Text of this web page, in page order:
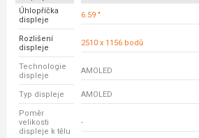
Úhlopříčka
displeje
6.59 "
Rozlišení
displeje
2510 x 1156 bodů
Technologie
displeje
AMOLED
Typ displeje AMOLED
Poměr
velikosti
displeje k tělu
-